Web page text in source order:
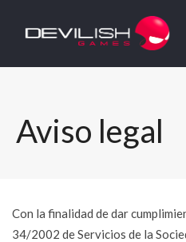
Aviso legal
Con la finalidad de dar
34/2002 de Servicios de la